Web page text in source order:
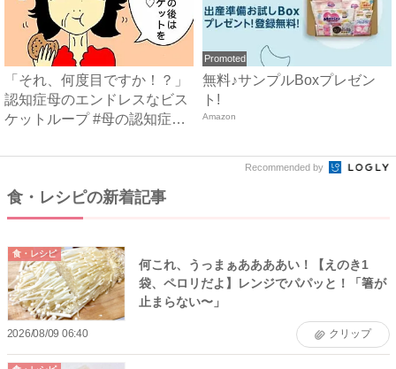
「それ、何度目ですか！？」
認知症母のエンドレスなビス
ケットループ #母の認知症
Promoted
無料♪サンプルBoxプレゼン
ト!
Amazon
Recommended by
食・レシピの新着記事
食・レシピ
何これ、うっまぁああああい！【えのき1
袋、ペロリだよ】レンジでパパッと！「箸が
止まらない〜」
2026/08/09 06:40 クリップ